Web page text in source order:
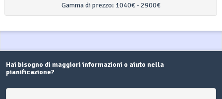
Gamma di prezzo: 1040€ - 2900€
Hai bisogno di maggiori informazioni o aiuto nella
pianificazione?